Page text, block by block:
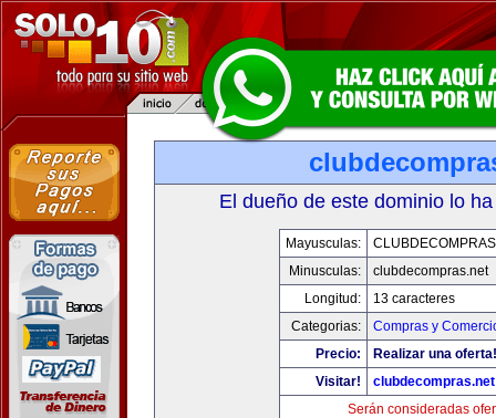
El dueño de este dominio lo
Mayusculas:
Minusculas:
clubdecompras.net
Longitud:
13 caracteres
Categorias:
Compras y
Precio:
Realizar una oferta!
Visitar!
clubdecompras.net
Serán consideradas